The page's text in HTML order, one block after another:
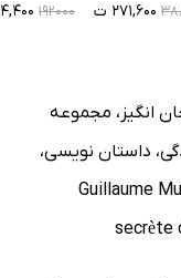
۲۷۱,۶۰۰ ت ۱۹۲۰۰۰
انگیز ، مجموعه
، داستان نویسی،
Guillaume
secrète